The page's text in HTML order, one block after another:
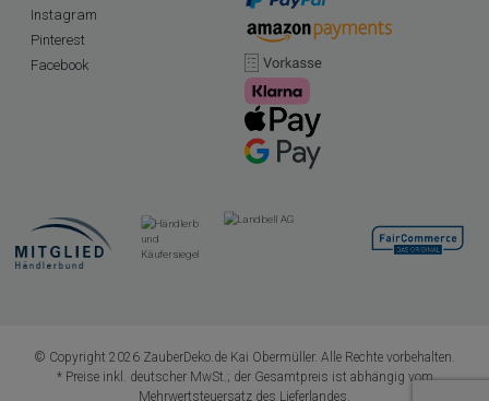
Instagram
Pinterest
Facebook
© Copyright 2026 ZauberDeko.de Kai Obermüller. Alle Rechte vorbehalten.
* Preise inkl. deutscher MwSt.; der Gesamtpreis ist abhängig vom
Mehrwertsteuersatz des Lieferlandes.